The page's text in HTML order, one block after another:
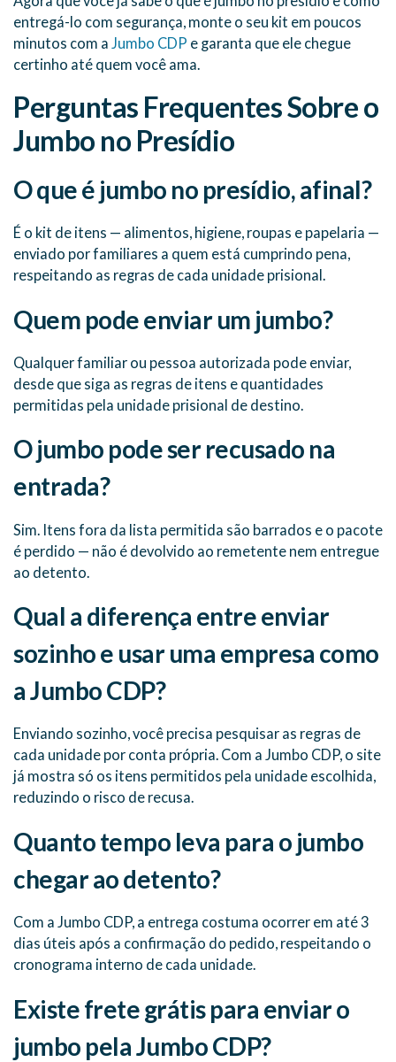
entregá-lo com segurança, monte o seu kit em poucos
minutos com a Jumbo CDP e garanta que ele chegue
certinho até quem você ama.
Perguntas Frequentes Sobre o
Jumbo no Presídio
O que é jumbo no presídio, afinal?
É o kit de itens — alimentos, higiene, roupas e papelaria —
enviado por familiares a quem está cumprindo pena,
respeitando as regras de cada unidade prisional.
Quem pode enviar um jumbo?
Qualquer familiar ou pessoa autorizada pode enviar,
desde que siga as regras de itens e quantidades
permitidas pela unidade prisional de destino.
O jumbo pode ser recusado na
entrada?
Sim. Itens fora da lista permitida são barrados e o pacote
é perdido — não é devolvido ao remetente nem entregue
ao detento.
Qual a diferença entre enviar
sozinho e usar uma empresa como
a Jumbo CDP?
Enviando sozinho, você precisa pesquisar as regras de
cada unidade por conta própria. Com a Jumbo CDP, o site
já mostra só os itens permitidos pela unidade escolhida,
reduzindo o risco de recusa.
Quanto tempo leva para o jumbo
chegar ao detento?
Com a Jumbo CDP, a entrega costuma ocorrer em até 3
dias úteis após a confirmação do pedido, respeitando o
cronograma interno de cada unidade.
Existe frete grátis para enviar o
jumbo pela Jumbo CDP?